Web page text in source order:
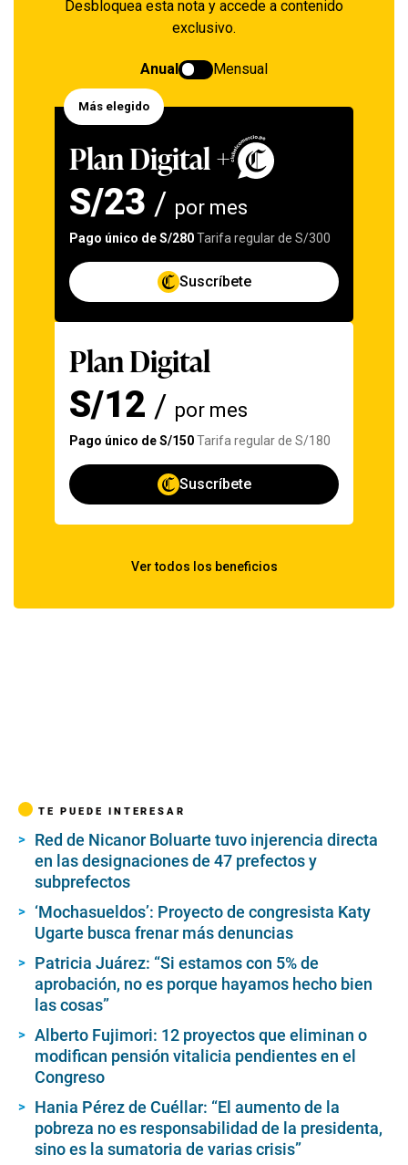
TE PUEDE INTERESAR
Red de Nicanor Boluarte tuvo injerencia directa
en las designaciones de 47 prefectos y
subprefectos
‘Mochasueldos’: Proyecto de congresista Katy
Ugarte busca frenar más denuncias
Patricia Juárez: “Si estamos con 5% de
aprobación, no es porque hayamos hecho bien
las cosas”
Alberto Fujimori: 12 proyectos que eliminan o
modifican pensión vitalicia pendientes en el
Congreso
Hania Pérez de Cuéllar: “El aumento de la
pobreza no es responsabilidad de la presidenta,
sino es la sumatoria de varias crisis”